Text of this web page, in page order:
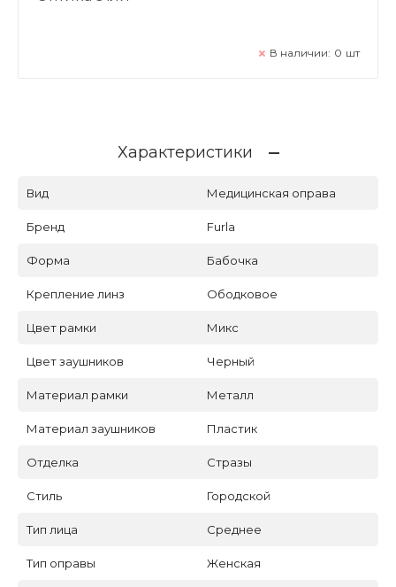
В наличии: 0 шт
Характеристики
Вид Медицинская оправа
Бренд Furla
Форма Бабочка
Крепление линз Ободковое
Цвет рамки Микс
Цвет заушников Черный
Материал рамки Металл
Материал заушников Пластик
Отделка Стразы
Стиль Городской
Тип лица Среднее
Тип оправы Женская